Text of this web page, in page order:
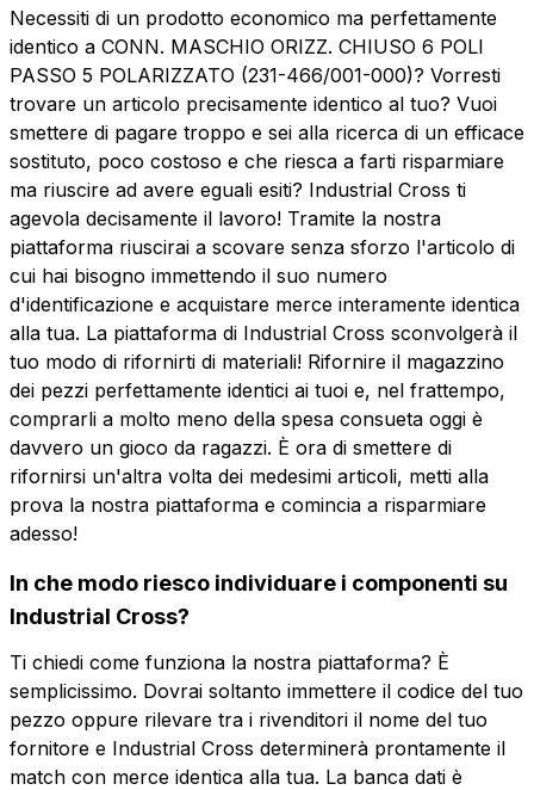
Necessiti di un prodotto economico ma perfettamente
identico a CONN. MASCHIO ORIZZ. CHIUSO 6 POLI
PASSO 5 POLARIZZATO (231-466/001-000)? Vorresti
trovare un articolo precisamente identico al tuo? Vuoi
smettere di pagare troppo e sei alla ricerca di un efficace
sostituto, poco costoso e che riesca a farti risparmiare
ma riuscire ad avere eguali esiti? Industrial Cross ti
agevola decisamente il lavoro! Tramite la nostra
piattaforma riuscirai a scovare senza sforzo l'articolo di
cui hai bisogno immettendo il suo numero
d'identificazione e acquistare merce interamente identica
alla tua. La piattaforma di Industrial Cross sconvolgerà il
tuo modo di rifornirti di materiali! Rifornire il magazzino
dei pezzi perfettamente identici ai tuoi e, nel frattempo,
comprarli a molto meno della spesa consueta oggi è
davvero un gioco da ragazzi. È ora di smettere di
rifornirsi un'altra volta dei medesimi articoli, metti alla
prova la nostra piattaforma e comincia a risparmiare
adesso!
In che modo riesco individuare i componenti su
Industrial Cross?
Ti chiedi come funziona la nostra piattaforma? È
semplicissimo. Dovrai soltanto immettere il codice del tuo
pezzo oppure rilevare tra i rivenditori il nome del tuo
fornitore e Industrial Cross determinerà prontamente il
match con merce identica alla tua. La banca dati è